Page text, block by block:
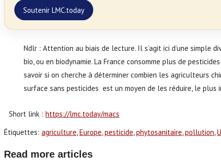
Soutenir LMC.today
Ndlr : Attention au biais de lecture. Il s’agit ici d’une simple
bio, ou en biodynamie. La France consomme plus de
savoir si on cherche à déterminer combien les agriculteurs
surface sans pesticides est un moyen de les réduire, le plus
Short link : https://lmc.today/macs
Étiquettes: agriculture, Europe, pesticide, phytosanitaire, pollution,
Read more articles